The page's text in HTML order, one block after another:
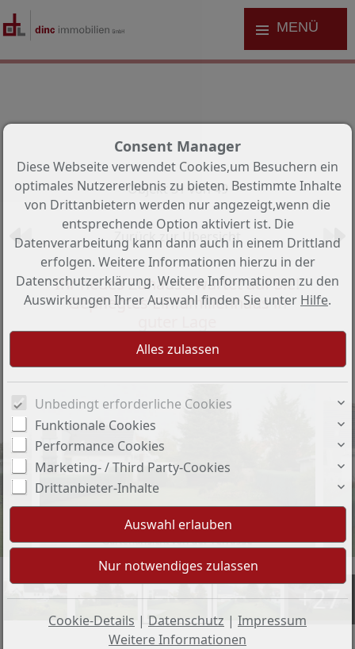
MENÜ
Objekt 31 von 49
Zurück zur Übersicht
Ihr neues Zuhause wartet auf Sie!
Gepflegtes Einfamilienhaus in
Objekt-Nr.: 231050#Jpfhb
Gartenansicht von der Terrasse
+27
Consent Manager
Diese Webseite verwendet Cookies,um Besuchern ein
optimales Nutzererlebnis zu bieten. Bestimmte Inhalte
von Drittanbietern werden nur angezeigt,wenn die
entsprechende Option aktiviert ist. Die
Datenverarbeitung kann dann auch in einem Drittland
erfolgen. Weitere Informationen hierzu in der
Datenschutzerklärung. Weitere Informationen zu den
Auswirkungen Ihrer Auswahl finden Sie unter Hilfe.
Unbedingt erforderliche Cookies
Funktionale Cookies
Performance Cookies
Marketing- / Third Party-Cookies
Drittanbieter-Inhalte
Cookie-Details | Datenschutz | Impressum
Weitere Informationen